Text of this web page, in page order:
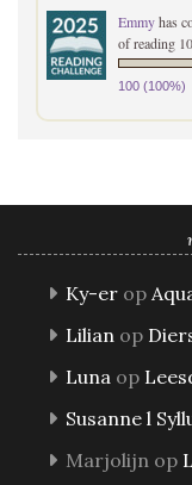
Emmyhas
of reading
100 (100%)
Ky-er op
Lilian op
Luna op
Susanne l
Marjolijn op